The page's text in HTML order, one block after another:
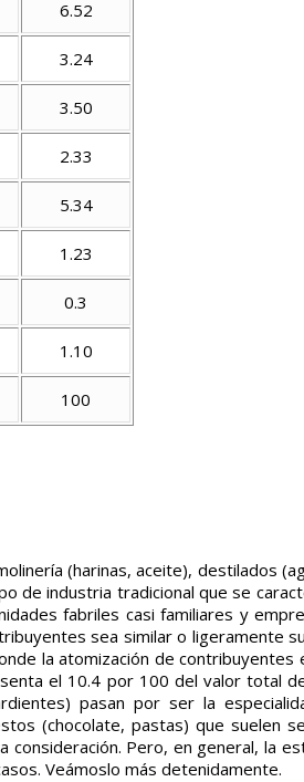
6.52
3.24
3.50
2.33
5.34
1.23
0.3
1.10
100
(harinas, aceite), destilados
de industria tradicional que se
fabriles casi familiares y
sea similar o ligeramente
la atomización de contribuyentes
el 10.4 por 100 del valor total
pasan por ser la
(chocolate, pastas) que suelen
Pero, en general, la
Veámoslo más detenidamente.